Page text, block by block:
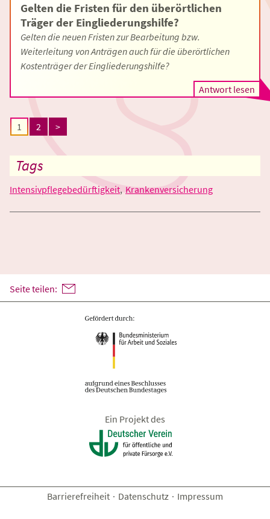
Gelten die Fristen für den überörtlichen
Träger der Eingliederungshilfe?
Gelten die neuen Fristen zur Bearbeitung bzw.
Weiterleitung von Anträgen auch für die überörtlichen
Kostenträger der Eingliederungshilfe?
Antwort lesen
1 2 >
Tags
Intensivpflegebedürftigkeit Krankenversicherung
Seite teilen:
Ein Projekt des
Barrierefreiheit · Datenschutz · Impressum